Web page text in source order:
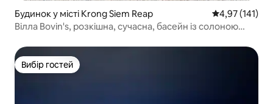
Будинок у місті Krong Siem Reap Середня
4,97 (141)
Вілла Bovin's, розкішна, сучасна, басейн із солоною
Вибір гостей
Вибір гостей